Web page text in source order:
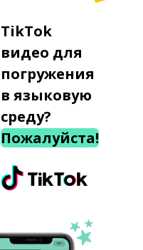
TikTok
видео для
погружения
в языковую
среду?
Пожалуйста!